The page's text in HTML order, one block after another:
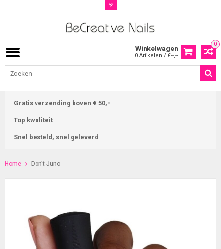
0
Winkelwagen
0 Artikelen / €--,--
Gratis verzending boven € 50,-
Top kwaliteit
Snel besteld, snel geleverd
Home Don't Juno